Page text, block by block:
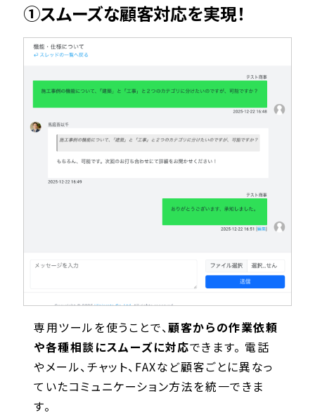
①スムーズな顧客対応を実現！
専用ツールを使うことで、顧客からの作業依頼
や各種相談にスムーズに対応できます。 電話
やメール、チャット、FAXなど顧客ごとに異なっ
ていたコミュニケーション方法を統一できま
す。